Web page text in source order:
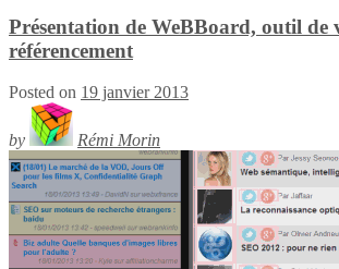
Présentation de WeBBoard, outil de
référencement
Posted on 19 janvier 2013
by Rémi Morin